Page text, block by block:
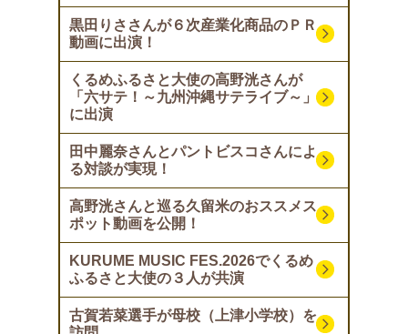
黒田りささんが６次産業化商品のＰＲ
動画に出演！
くるめふるさと大使の高野洸さんが
「六サテ！～九州沖縄サテライブ～」
に出演
田中麗奈さんとパントビスコさんによ
る対談が実現！
高野洸さんと巡る久留米のおススメス
ポット動画を公開！
KURUME MUSIC FES.2026でくるめ
ふるさと大使の３人が共演
古賀若菜選手が母校（上津小学校）を